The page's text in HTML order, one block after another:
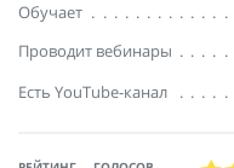
Обучает
Проводит вебинары
Есть YouTube-канал